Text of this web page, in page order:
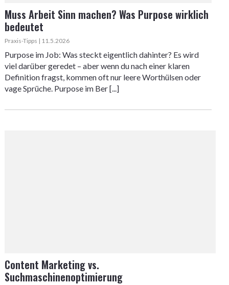
Muss Arbeit Sinn machen? Was Purpose wirklich
bedeutet
Praxis-Tipps | 11.5.2026
Purpose im Job: Was steckt eigentlich dahinter? Es wird
viel darüber geredet – aber wenn du nach einer klaren
Definition fragst, kommen oft nur leere Worthülsen oder
vage Sprüche. Purpose im Ber [...]
Content Marketing vs.
Suchmaschinenoptimierung